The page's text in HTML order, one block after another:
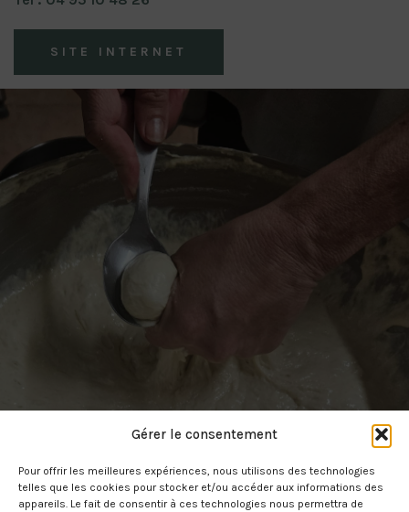
Gérer le consentement
Pour offrir les meilleures expériences, nous utilisons des technologies
telles que les cookies pour stocker et/ou accéder aux informations des
appareils. Le fait de consentir à ces technologies nous permettra de
SITE INTERNET